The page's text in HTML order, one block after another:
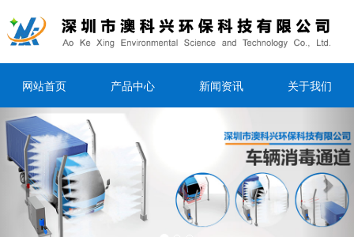
网站首页 产品中心 新闻资讯 关于我们
Previous